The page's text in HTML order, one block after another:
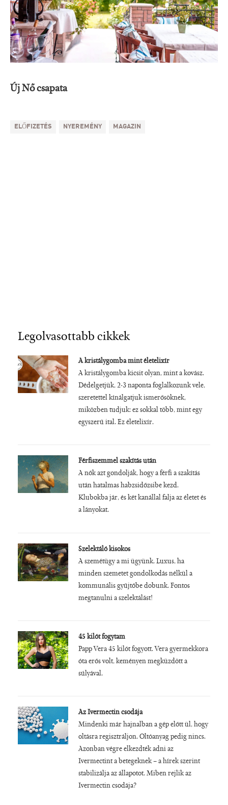
Új Nő csapata
ELŐFIZETÉS NYEREMÉNY MAGAZIN
Legolvasottabb cikkek
A kristálygomba mint életelixír
A kristálygomba kicsit olyan, mint a kovász.
Dédelgetjük, 2-3 naponta foglalkozunk vele,
szeretettel kínálgatjuk ismerősöknek,
miközben tudjuk: ez sokkal több, mint egy
egyszerű ital. Ez életelixír.
Férfiszemmel szakítás után
A nők azt gondolják, hogy a férfi a szakítás
után hatalmas habzsidőzsibe kezd.
Klubokba jár, és két kanállal falja az életet és
a lányokat.
Szelektáló kisokos
A szemétügy a mi ügyünk. Luxus, ha
minden szemetet gondolkodás nélkül a
kommunális gyűjtőbe dobunk. Fontos
megtanulni a szelektálást!
45 kilót fogytam
Papp Vera 45 kilót fogyott. Vera gyermekkora
óta erős volt, keményen megküzdött a
súlyával.
Az Ivermectin csodája
Mindenki már hajnalban a gép előtt ül, hogy
oltásra regisztráljon. Oltóanyag pedig nincs.
Azonban végre elkezdték adni az
Ivermectint a betegeknek – a hírek szerint
stabilizálja az állapotot. Miben rejlik az
Ivermectin csodája?